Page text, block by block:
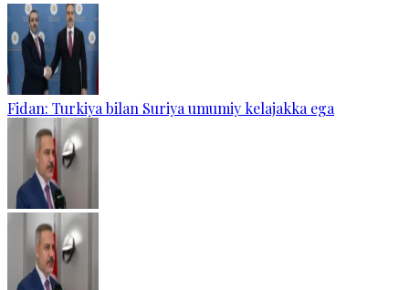
Fidan: Turkiya bilan Suriya umumiy kelajakka ega